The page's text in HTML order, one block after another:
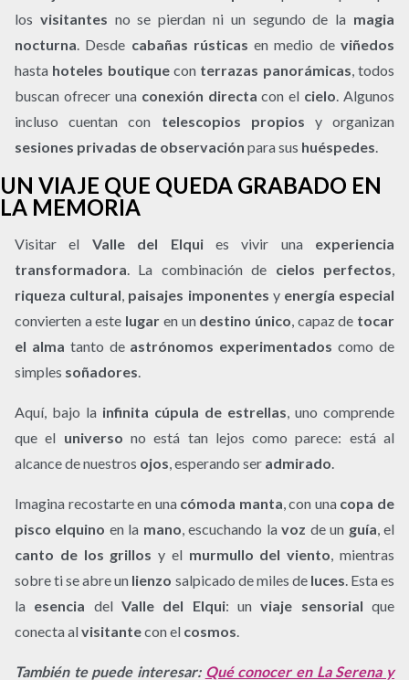
los visitantes no se pierdan ni un segundo de la magia
nocturna . Desde cabañas rústicas en medio deviñedos
hasta hoteles boutiquecon terrazas panorámicas , todos
buscan ofrecer una conexión directa con el cielo . Algunos
incluso cuentan con telescopios propios y organizan
sesiones privadas de observación para sus huéspedes
UN VIAJE QUE QUEDA GRABADO EN
LA MEMORIA
Visitar el Valle del Elquies vivir una experiencia
transformadora. La combinación de cielos perfectos,
riqueza cultural, paisajes imponentes y energía especial
convierten a este lugar en un destino único, capaz de tocar
el alma tanto de astrónomos experimentados como de
simples soñadores.
Aquí, bajo la infinita cúpula de estrellas, uno comprende
que el universo no está tan lejos como parece: está al
alcance de nuestros ojos, esperando ser admirado.
Imagina recostarte en una cómoda manta, con una copa de
pisco elquino en la mano, escuchando lavoz de un guía, el
canto de los grillos y el murmullo del viento, mientras
sobre ti se abre un lienzo salpicado de miles de luces. Esta es
la esencia delValle del Elqui: unviaje sensorial que
conecta alvisitantecon el cosmos.
También te puede interesar: Qué conocer en La Serena y